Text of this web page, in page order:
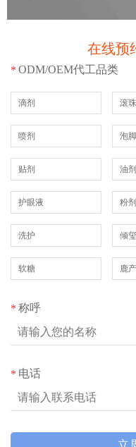
在线预
* ODM/OEM代工品类
滴剂 滚
喷剂 泡
贴剂 油剂
护眼液 粉剂
洗护
软糖 鹿
* 称呼
* 电话